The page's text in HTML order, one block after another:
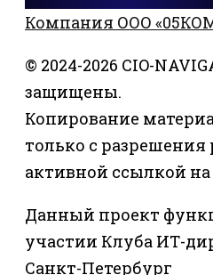
Компания ООО
© 2024-2026 CIO-
защищены.
Копирование
только с разрешения
активной ссылкой
Данный проект
участии Клуба ИТ-
Санкт-Петербург